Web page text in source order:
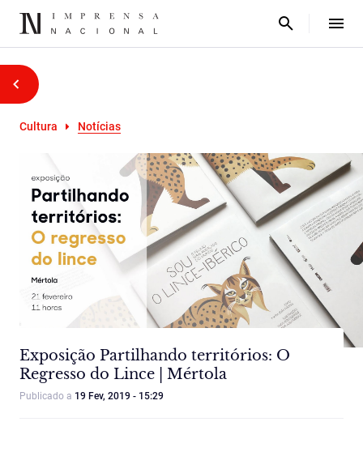
Cultura Notícias
Exposição Partilhando territórios: O
Regresso do Lince | Mértola
Publicado a 19 Fev, 2019 - 15:29